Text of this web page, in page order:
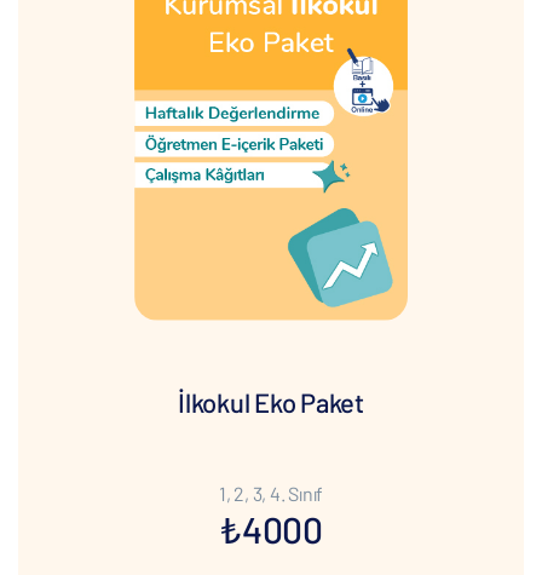
İlkokul Eko Paket
1, 2, 3, 4. Sınıf
₺4000